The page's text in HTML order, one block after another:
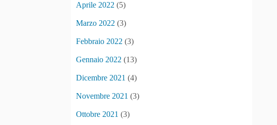
Aprile 2022 (5)
Marzo 2022 (3)
Febbraio 2022 (3)
Gennaio 2022 (13)
Dicembre 2021 (4)
Novembre 2021 (3)
Ottobre 2021 (3)